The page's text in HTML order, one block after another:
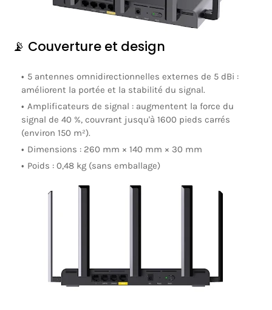
📡 Couverture et design
5 antennes omnidirectionnelles externes de 5 dBi :
améliorent la portée et la stabilité du signal.
Amplificateurs de signal : augmentent la force du
signal de 40 %, couvrant jusqu'à 1600 pieds carrés
(environ 150 m²).
Dimensions : 260 mm × 140 mm × 30 mm
Poids : 0,48 kg (sans emballage)